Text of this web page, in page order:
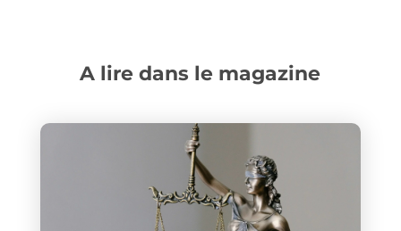
A lire dans le magazine